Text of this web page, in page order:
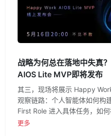
战略为何总在落地中失真
AIOS Lite MVP即将发布
其三，现场将展示 Happy
观察链路：个人智能体如何构
First Role 进入具体任务，如
真人校正后生成交付物、完成
更多